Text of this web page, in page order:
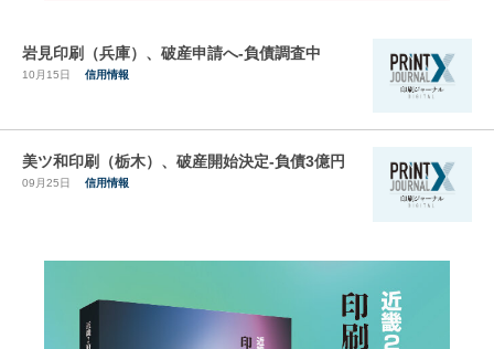
岩見印刷（兵庫）、破産申請へ-負債調査中
10月15日 信用情報
美ツ和印刷（栃木）、破産開始決定-負債3億円
09月25日 信用情報